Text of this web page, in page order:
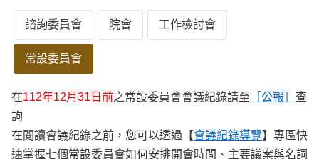
諮詢委員會 院會 工作檢討會
常設委員會
在112年12月31日前之常設委員會會議紀錄請至 ［公報］ 查
詢
在閱讀會議紀錄之前，您可以透過【會議紀錄導覽】專區快
速掌握七個常設委員會如何安排開會時間、主要議案與名詞